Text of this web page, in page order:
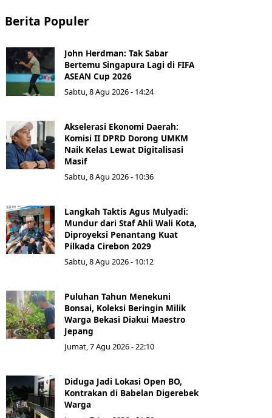
Berita Populer
John Herdman: Tak Sabar
Bertemu Singapura Lagi di FIFA
ASEAN Cup 2026
Sabtu, 8 Agu 2026 - 14:24
Akselerasi Ekonomi Daerah:
Komisi II DPRD Dorong UMKM
Naik Kelas Lewat Digitalisasi
Masif
Sabtu, 8 Agu 2026 - 10:36
Langkah Taktis Agus Mulyadi:
Mundur dari Staf Ahli Wali Kota,
Diproyeksi Penantang Kuat
Pilkada Cirebon 2029
Sabtu, 8 Agu 2026 - 10:12
Puluhan Tahun Menekuni
Bonsai, Koleksi Beringin Milik
Warga Bekasi Diakui Maestro
Jepang
Jumat, 7 Agu 2026 - 22:10
Diduga Jadi Lokasi Open BO,
Kontrakan di Babelan Digerebek
Warga